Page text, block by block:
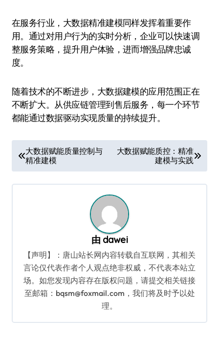
在服务行业，大数据精准建模同样发挥着重要作
用。通过对用户行为的实时分析，企业可以快速调
整服务策略，提升用户体验，进而增强品牌忠诚
度。
随着技术的不断进步，大数据建模的应用范围正在
不断扩大。从供应链管理到售后服务，每一个环节
都能通过数据驱动实现质量的持续提升。
章
导
大数据赋能质量控制与
精准建模
大数据赋能质控：精准
建模与实践
由 dawei
【声明】：唐山站长网内容转载自互联网，其相关
言论仅代表作者个人观点绝非权威，不代表本站立
场。如您发现内容存在版权问题，请提交相关链接
至邮箱：bqsm@foxmail.com，我们将及时予以处
理。